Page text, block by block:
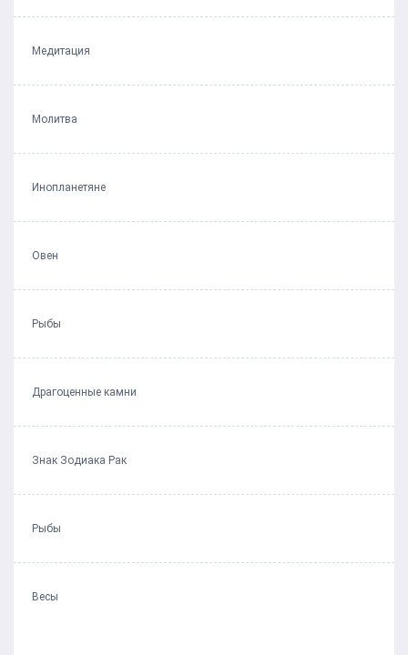
Медитация
Молитва
Инопланетяне
Овен
Рыбы
Драгоценные камни
Знак Зодиака Рак
Рыбы
Весы